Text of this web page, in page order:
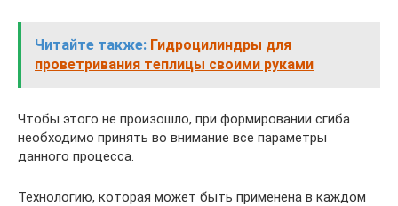
Читайте также: Гидроцилиндры для
проветривания теплицы своими руками
Чтобы этого не произошло, при формировании сгиба
необходимо принять во внимание все параметры
данного процесса.
Технологию, которая может быть применена в каждом